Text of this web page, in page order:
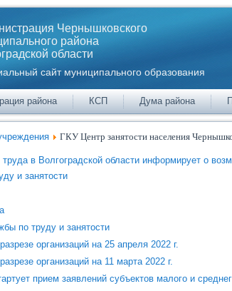
Чернышковского
района
области
сайт муниципального образования
района КСП Дума района
ГКУ Центр занятости населения
труда в Волгоградской области информирует о
и занятости
по труду и занятости
организаций на 25 апреля 2022 г.
организаций на 11 марта 2022 г.
прием заявлений субъектов малого и